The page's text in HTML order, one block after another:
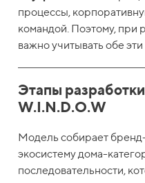
процессы,
командой. Поэтому, при
важно учитывать обе
Этапы
W.I.N.D.O.W
Модель собирает
экосистему дома-
последовательности,